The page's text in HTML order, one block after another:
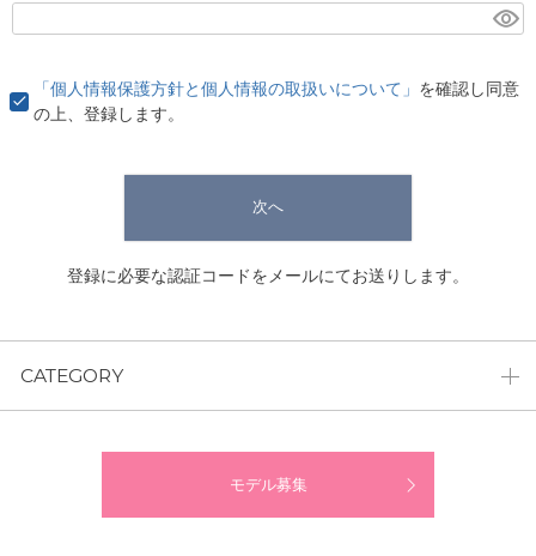
)
「個人情報保護方針と個人情報の取扱いについて」 を確認し同意
の上、登録します。
次へ
登録に必要な認証コードをメールにてお送りします。
CATEGORY
モデル募集